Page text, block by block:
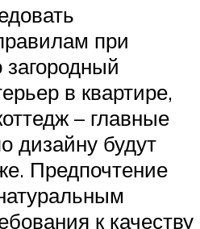
при
загородный
в квартире,
– главные
дизайну будут
Предпочтение
к качеству